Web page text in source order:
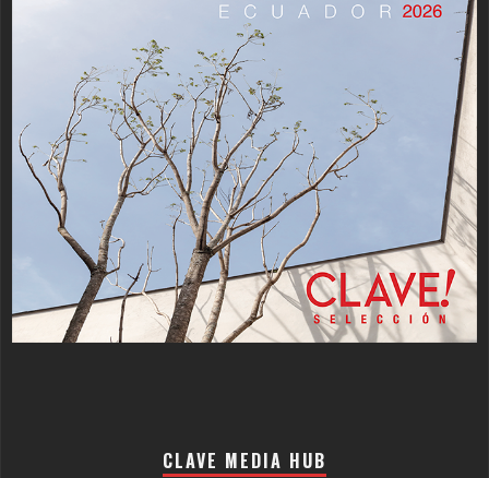
CLAVE MEDIA HUB